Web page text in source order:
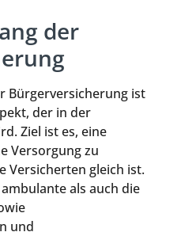
der
Bürgerversicherung ist
der in der
Ziel ist es, eine
Versorgung zu
Versicherten gleich ist.
als auch die
und